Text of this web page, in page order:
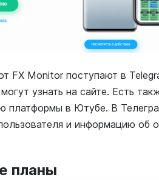
FX Monitor поступают в
узнать на сайте. Есть
платформы в Ютубе. В
и информацию об
планы